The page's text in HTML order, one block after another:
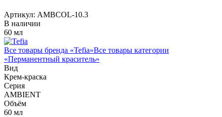
Артикул: AMBCOL-10.3
В наличии
60 мл
Все товары бренда «Tefia»Все товары категории
«Перманентный краситель»
Вид
Крем-краска
Серия
AMBIENT
Объём
60 мл